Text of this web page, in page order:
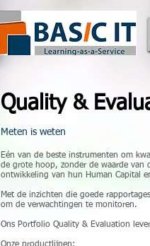
Quality &
Meten is weten
Eén van de beste instrumenten om
de grote hoop, zonder de waarde van
ontwikkeling van hun Human Capital
Met de inzichten die goede
om de verwachtingen te monitoren.
Ons Portfolio Quality & Evaluation